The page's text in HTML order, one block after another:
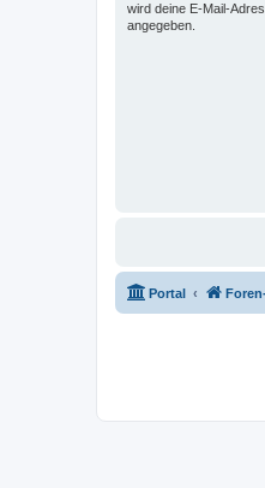
wird deine E-Mail-
angegeben.
Portal